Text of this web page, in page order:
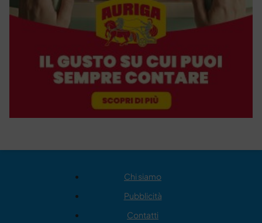
Chi siamo
Pubblicità
Contatti